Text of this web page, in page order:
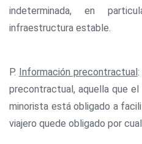
indeterminada, en
infraestructura estable.
P. Información precontractual
precontractual, aquella que el
minorista está obligado a
viajero quede obligado por